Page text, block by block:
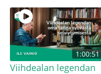
1:00:51
Viihdealan legendan